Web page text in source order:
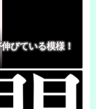
びている模様！